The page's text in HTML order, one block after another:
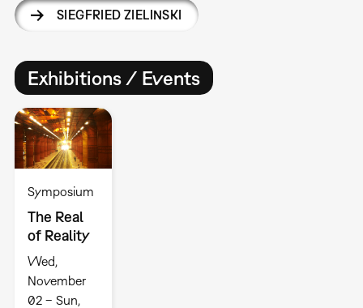
SIEGFRIED ZIELINSKI
Exhibitions / Events
Symposium
The Real
of Reality
Wed,
November
02 – Sun,